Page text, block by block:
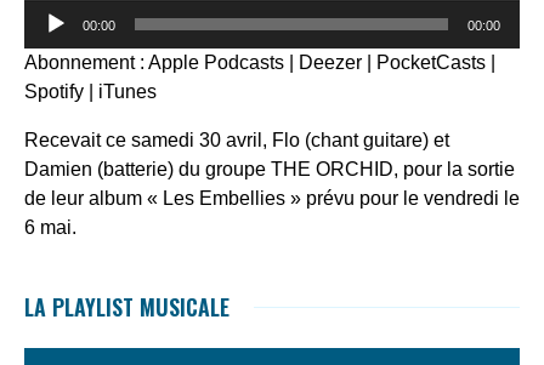
Lecteur
00:00 00:00
Abonnement : Apple Podcasts Deezer PocketCasts
Spotify
iTunes
Recevait ce samedi 30 avril, Flo (chant guitare) et
Damien (batterie) du groupe THE ORCHID, pour la sortie
de leur album « Les Embellies » prévu pour le vendredi le
6 mai.
LA PLAYLIST MUSICALE